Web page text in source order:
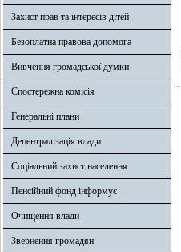
Захист прав та інтересів дітей
Безоплатна правова допомога
Вивчення громадської думки
Спостережна комісія
Генеральні плани
Децентралізація влади
Соціальний захист населення
Пенсійний фонд інформує
Очищення влади
Звернення громадян